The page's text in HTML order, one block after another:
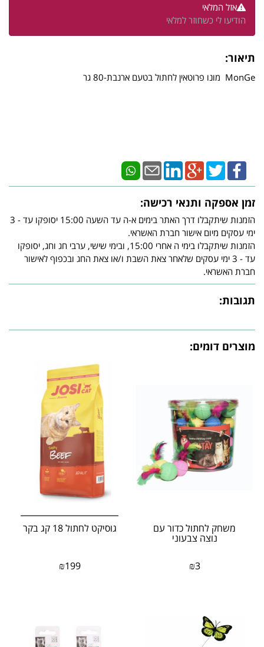
אזל המלאי
הודיעו לי כשחוזר למלאי
תיאור:
MonGe מונו פרוטאין לחתול בטעם ארנבת-80 גר
זמן אספקה ותנאי רכישה:
הזמנות שיתקבלו דרך האתר בימים א-ה עד השעה 15:00 יסופקו עד - 3
ימי עסקים מיום אישור חברת האשראי.
הזמנות שיתקבלו בימי ה אחרי 15:00, ובימי שישי, ערבי חג וחג, יסופקו
עד - 3 ימי עסקים שלאחר צאת השבת ו/או צאת החג ובכפוף לאישור
חברת האשראי.
תגובות:
מוצרים דומים:
משחק לחתול כדור עם
נוצה צבעוני
₪3
גוסיקט לחתול 18 קג בקר
₪199